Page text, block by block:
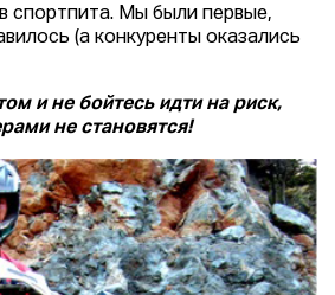
спортпита. Мы были первые,
(а конкуренты оказались
и не бойтесь идти на риск,
не становятся!